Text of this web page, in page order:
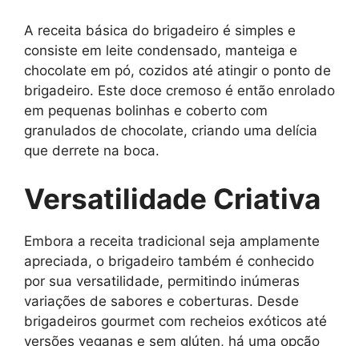
A receita básica do brigadeiro é simples e
consiste em leite condensado, manteiga e
chocolate em pó, cozidos até atingir o ponto de
brigadeiro. Este doce cremoso é então enrolado
em pequenas bolinhas e coberto com
granulados de chocolate, criando uma delícia
que derrete na boca.
Versatilidade Criativa
Embora a receita tradicional seja amplamente
apreciada, o brigadeiro também é conhecido
por sua versatilidade, permitindo inúmeras
variações de sabores e coberturas. Desde
brigadeiros gourmet com recheios exóticos até
versões veganas e sem glúten, há uma opção